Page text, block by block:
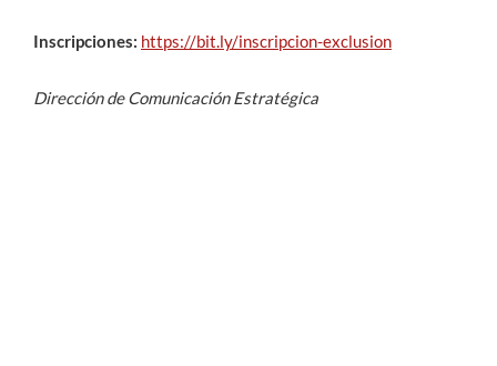
Inscripciones: https://bit.ly/inscripcion-exclusion
Dirección de Comunicación Estratégica